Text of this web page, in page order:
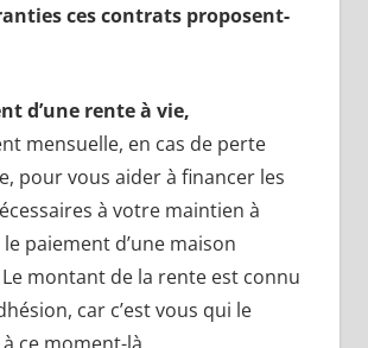
ces contrats proposent-
d’une rente à vie,
mensuelle, en cas de perte
pour vous aider à financer les
à votre maintien à
paiement d’une maison
montant de la rente est connu
car c’est vous qui le